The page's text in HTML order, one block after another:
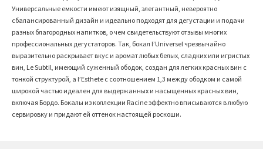
Универсальные емкости имеют изящный, элегантный, невероятно
сбалансированный дизайн и идеально подходят для дегустации и подачи
разных благородных напитков, о чем свидетельствуют отзывы многих
профессиональных дегустаторов. Так, бокал l’Universel чрезвычайно
выразительно раскрывает вкус и аромат любых белых, сладких или игристых
вин, Le Subtil, имеющий суженный ободок, создан для легких красных вин с
тонкой структурой, а l’Esthete с соотношением 1,3 между ободком и самой
широкой частью идеален для выдержанных и насыщенных красных вин,
включая Бордо. Бокалы из коллекции Racine эффектно вписываются в любую
сервировку и придают ей оттенок настоящей роскоши.